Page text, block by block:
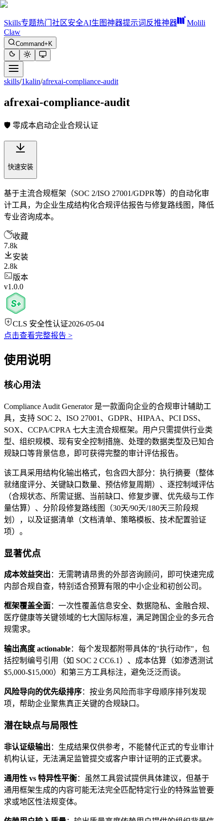
Skills专题热门 社区安全AI生图神器提示词反推神器
Molili
Claw
Command+K
skills/1kalin/afrexai-compliance-audit
afrexai-compliance-audit
🛡️ 零成本启动企业合规认证
快速安装
基于主流合规框架（SOC 2/ISO 27001/GDPR等）的自动化审
计工具，为企业生成结构化合规评估报告与修复路线图，降低
专业咨询成本。
收藏
7.8k
安装
2.8k
版本
v1.0.0
CLS 安全性认证2026-05-04
点击查看完整报告 >
使用说明
核心用法
Compliance Audit Generator 是一款面向企业的合规审计辅助工
具，支持 SOC 2、ISO 27001、GDPR、HIPAA、PCI DSS、
SOX、CCPA/CPRA 七大主流合规框架。用户只需提供行业类
型、组织规模、现有安全控制措施、处理的数据类型及已知合
规缺口等背景信息，即可获得完整的审计评估报告。
该工具采用结构化输出格式，包含四大部分：执行摘要（整体
就绪度评分、关键缺口数量、预估修复周期）、逐控制域评估
（合规状态、所需证据、当前缺口、修复步骤、优先级与工作
量估算）、分阶段修复路线图（30天/90天/180天三阶段规
划），以及证据清单（文档清单、策略模板、技术配置验证
项）。
显著优点
成本效益突出 ：无需聘请昂贵的外部咨询顾问，即可快速完成
内部合规自查，特别适合预算有限的中小企业和初创公司。
框架覆盖全面：一次性覆盖信息安全、数据隐私、金融合规、
医疗健康等关键领域的七大国际标准，满足跨国企业的多元合
规需求。
输出高度 actionable：每个发现都附带具体的"执行动作"，包
括控制编号引用（如 SOC 2 CC6.1）、成本估算（如渗透测试
$5,000-$15,000）和第三方工具标注，避免泛泛而谈。
风险导向的优先级排序：按业务风险而非字母顺序排列发现
项，帮助企业聚焦真正关键的合规缺口。
潜在缺点与局限性
非认证级输出 ：生成结果仅供参考，不能替代正式的专业审计
机构认证，无法满足监管提交或客户审计证明的正式要求。
通用性 vs 特异性平衡：虽然工具尝试提供具体建议，但基于
通用框架生成的内容可能无法完全匹配特定行业的特殊监管要
求或地区性法规变体。